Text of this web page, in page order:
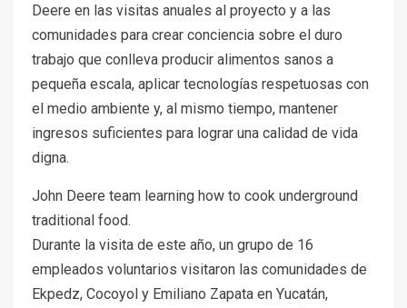
Deere en las visitas anuales al proyecto y a las
comunidades para crear conciencia sobre el duro
trabajo que conlleva producir alimentos sanos a
pequeña escala, aplicar tecnologías respetuosas con
el medio ambiente y, al mismo tiempo, mantener
ingresos suficientes para lograr una calidad de vida
digna.
John Deere team learning how to cook underground
traditional food.
Durante la visita de este año, un grupo de 16
empleados voluntarios visitaron las comunidades de
Ekpedz, Cocoyol y Emiliano Zapata en Yucatán,